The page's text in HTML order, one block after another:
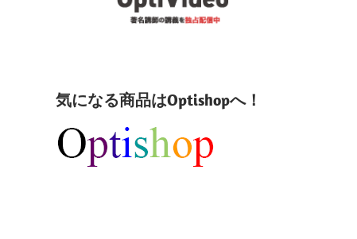
気になる商品はOptishopへ！